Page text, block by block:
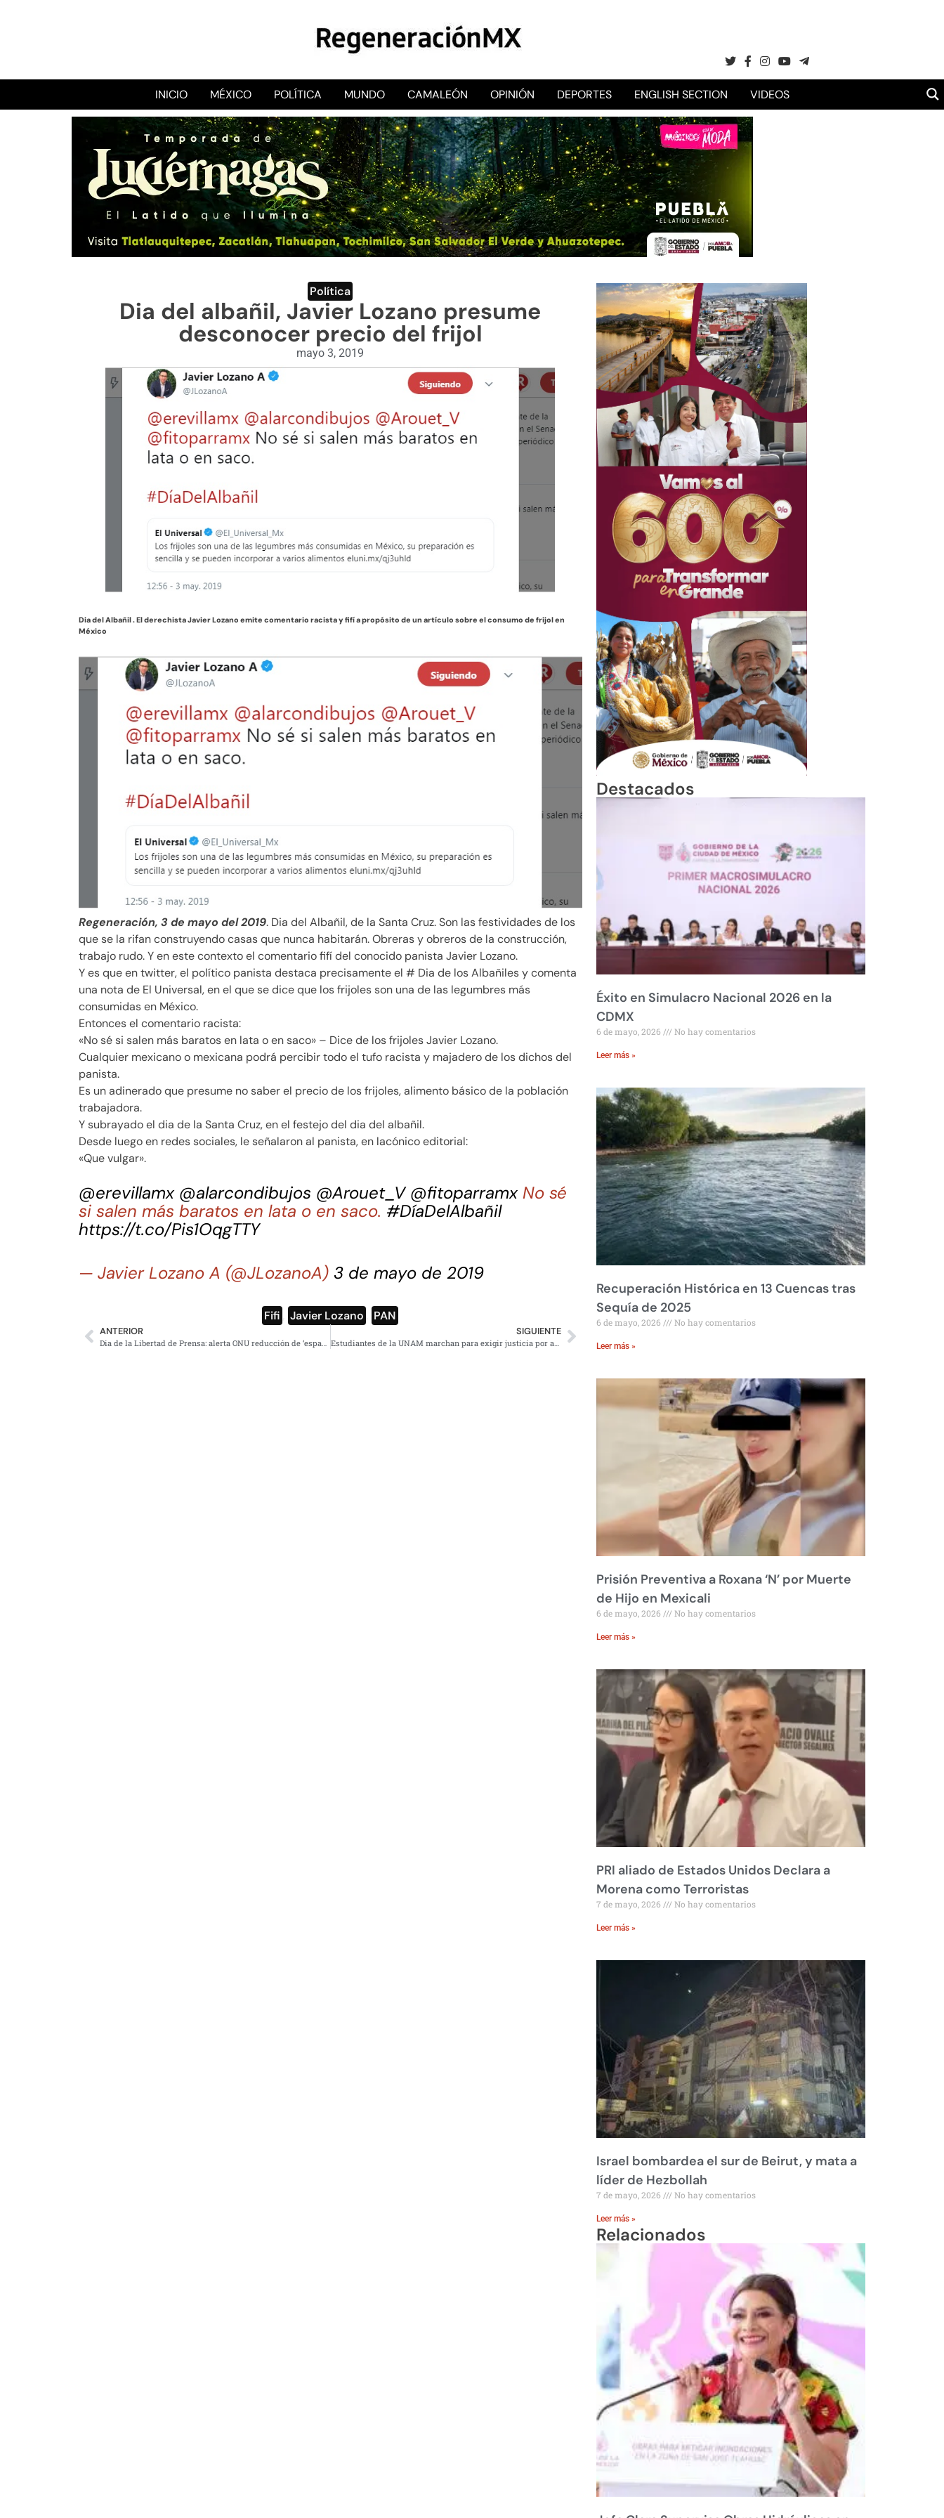
RegeneraciónMX
Sitio de noticias libre e independiente
INICIO MÉXICO POLÍTICA MUNDO CAMALEÓN OPINIÓN DEPORTES ENGLISH SECTION VIDEOS
Política
Dia del albañil, Javier Lozano presume
desconocer precio del frijol
mayo 3, 2019
Dia del Albañil . El derechista Javier Lozano emite comentario racista y fifí a propósito de un artículo sobre el consumo de frijol en
México
Regeneración, 3 de mayo del 2019. Dia del Albañil, de la Santa Cruz. Son las festividades de los
que se la rifan construyendo casas que nunca habitarán. Obreras y obreros de la construcción,
trabajo rudo. Y en este contexto el comentario fifí del conocido panista Javier Lozano.
Y es que en twitter, el político panista destaca precisamente el # Dia de los Albañiles y comenta
una nota de El Universal, en el que se dice que los frijoles son una de las legumbres más
consumidas en México.
Entonces el comentario racista:
«No sé si salen más baratos en lata o en saco» – Dice de los frijoles Javier Lozano.
Cualquier mexicano o mexicana podrá percibir todo el tufo racista y majadero de los dichos del
panista.
Es un adinerado que presume no saber el precio de los frijoles, alimento básico de la población
trabajadora.
Y subrayado el dia de la Santa Cruz, en el festejo del dia del albañil.
Desde luego en redes sociales, le señalaron al panista, en lacónico editorial:
«Que vulgar».
@erevillamx @alarcondibujos @Arouet_V @fitoparramxNo sé
si salen más baratos en lata o en saco. #DíaDelAlbañil
https://t.co/Pis1OqgTTY
— Javier Lozano A (@JLozanoA) 3 de mayo de 2019
Fifi Javier Lozano PAN
ANTERIOR SIGUIENTE
Estudiantes de la UNAM marchan para exigir justicia por asesinato de Aideé y Lesvy
Destacados
Éxito en Simulacro Nacional 2026 en la
CDMX
6 de mayo, 2026 No hay comentarios
Leer más »
Recuperación Histórica en 13 Cuencas tras
Sequía de 2025
6 de mayo, 2026 No hay comentarios
Leer más »
Prisión Preventiva a Roxana ‘N’ por Muerte
de Hijo en Mexicali
6 de mayo, 2026 No hay comentarios
Leer más »
PRI aliado de Estados Unidos Declara a
Morena como Terroristas
7 de mayo, 2026 No hay comentarios
Leer más »
Israel bombardea el sur de Beirut, y mata a
líder de Hezbollah
7 de mayo, 2026 No hay comentarios
Leer más »
Relacionados